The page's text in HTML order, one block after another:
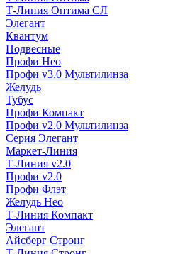
Т-Линия Оптима СЛ
Элегант
Квантум
Подвесные
Профи Нео
Профи v3.0 Мультилинза
Желудь
Тубус
Профи Компакт
Профи v2.0 Мультилинза
Серия Элегант
Маркет-Линия
Т-Линия v2.0
Профи v2.0
Профи Флэт
Желудь Нео
Т-Линия Компакт
Элегант
Айсберг Стронг